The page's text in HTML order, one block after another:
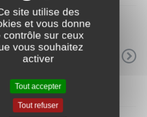
la Ligue contre le cancer
été récoltée lors de la boum des
organisée le 22 mai
jeunesse. L’événement a
succès puisque 157 jeunes,
...
site utilise des
et vous donne
contrôle sur ceux
vous souhaitez
activer
Tout accepter
Tout refuser